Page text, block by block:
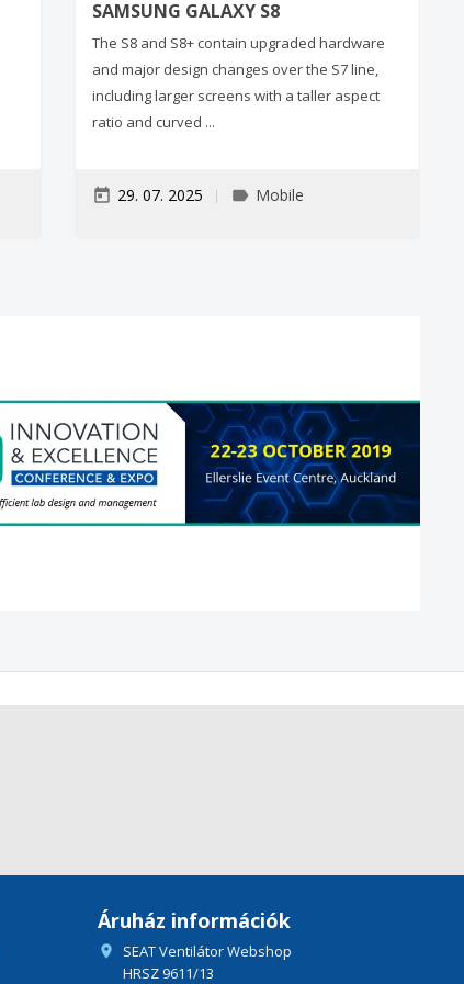
SAMSUNG GALAXY S8
The S8 and S8+ contain upgraded hardware
and major design changes over the S7 line,
including larger screens with a taller aspect
ratio and curved ...
today 29. 07. 2025 label Mobile
Áruház információk

SEAT Ventilátor Webshop
HRSZ 9611/13